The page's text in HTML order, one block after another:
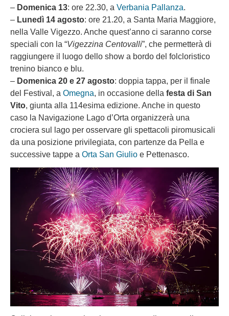
– Domenica 13: ore 22.30, a Verbania Pallanza.
– Lunedì 14 agosto: ore 21.20, a Santa Maria Maggiore,
nella Valle Vigezzo. Anche quest’anno ci saranno corse
speciali con la “Vigezzina Centovalli”, che permetterà di
raggiungere il luogo dello show a bordo del folcloristico
trenino bianco e blu.
– Domenica 20 e 27 agosto: doppia tappa, per il finale
del Festival, a Omegna, in occasione della festa di San
Vito, giunta alla 114esima edizione. Anche in questo
caso la Navigazione Lago d’Orta organizzerà una
crociera sul lago per osservare gli spettacoli piromusicali
da una posizione privilegiata, con partenze da Pella e
successive tappe a Orta San Giulio e Pettenasco.